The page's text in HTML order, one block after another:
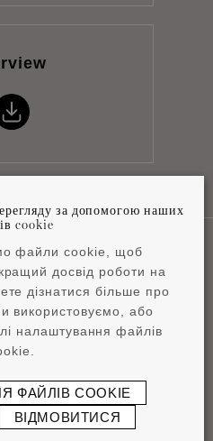
за допомогою наших
cookie
файли cookie, щоб
досвід роботи на
дізнатися більше про
використовуємо, або
налаштування файлів
ФАЙЛІВ COOKIE
ВІДМОВИТИСЯ